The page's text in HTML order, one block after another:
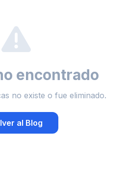
encontrado
no existe o fue eliminado.
al Blog